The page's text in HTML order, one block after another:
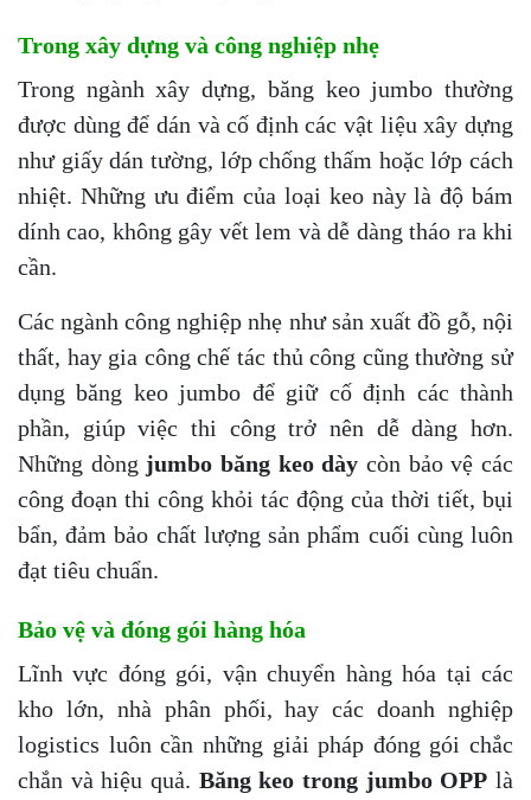
Trong xây dựng và công nghiệp nhẹ
Trong ngành xây dựng, băng keo jumbo thường
được dùng để dán và cố định các vật liệu xây dựng
như giấy dán tường, lớp chống thấm hoặc lớp cách
nhiệt. Những ưu điểm của loại keo này là độ bám
dính cao, không gây vết lem và dễ dàng tháo ra khi
cần.
Các ngành công nghiệp nhẹ như sản xuất đồ gỗ, nội
thất, hay gia công chế tác thủ công cũng thường sử
dụng băng keo jumbo để giữ cố định các thành
phần, giúp việc thi công trở nên dễ dàng hơn.
Những dòng jumbo băng keo dày còn bảo vệ các
công đoạn thi công khỏi tác động của thời tiết, bụi
bẩn, đảm bảo chất lượng sản phẩm cuối cùng luôn
đạt tiêu chuẩn.
Bảo vệ và đóng gói hàng hóa
Lĩnh vực đóng gói, vận chuyển hàng hóa tại các
kho lớn, nhà phân phối, hay các doanh nghiệp
logistics luôn cần những giải pháp đóng gói chắc
chắn và hiệu quả. Băng keo trong jumbo OPP là